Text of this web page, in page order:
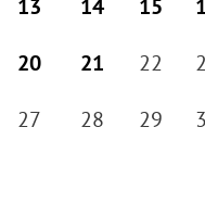
13 14 15
20 21 22
27 28 29